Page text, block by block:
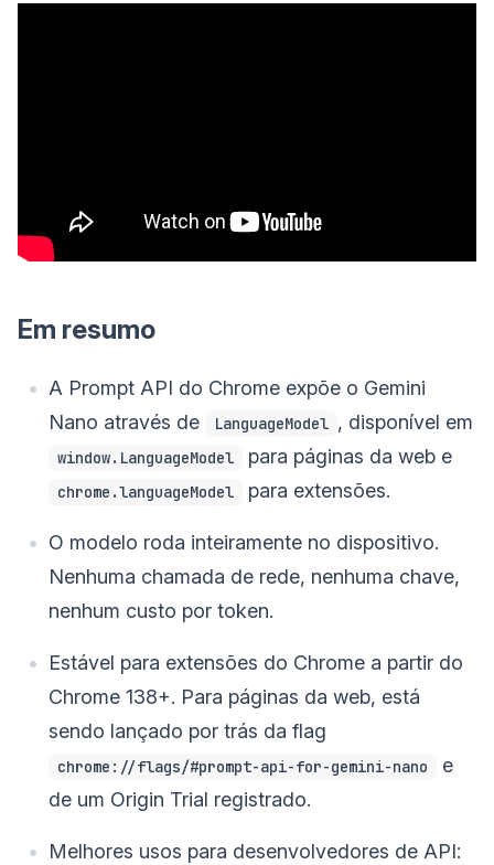
Em resumo
A Prompt API do Chrome expõe o Gemini
Nano através de
LanguageModel , disponível em
window.LanguageModel para páginas da web e
chrome.languageModel para extensões.
O modelo roda inteiramente no dispositivo.
Nenhuma chamada de rede, nenhuma chave,
nenhum custo por token.
Estável para extensões do Chrome a partir do
Chrome 138+. Para páginas da web, está
sendo lançado por trás da flag
chrome://flags/#prompt-api-for-gemini-nano
e
de um Origin Trial registrado.
Melhores usos para desenvolvedores de API: